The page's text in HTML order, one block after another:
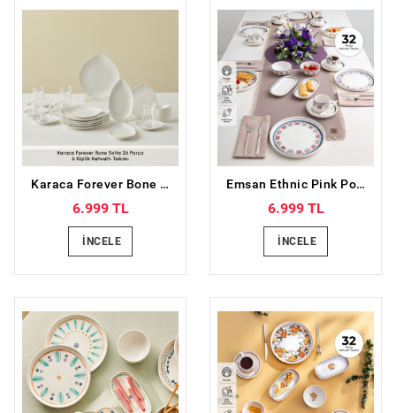
Karaca Forever Bone Solta 26 Parça 6 Kişilik Kahvaltı Takımı
6.999 TL
İNCELE
Emsan Ethnic Pink Porselen 32 Parça 6 Kişilik Kahvaltı/Servis Takımı
6.999 TL
İNCELE